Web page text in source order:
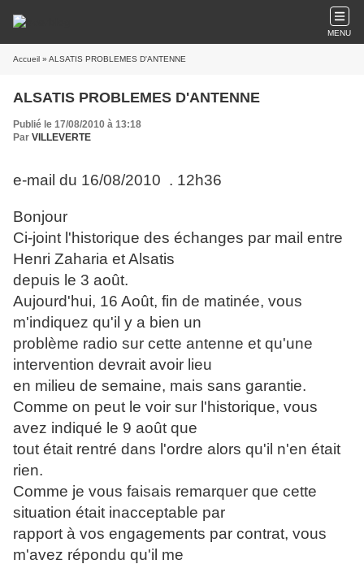
MENU
Accueil » ALSATIS PROBLEMES D'ANTENNE
ALSATIS PROBLEMES D'ANTENNE
Publié le 17/08/2010 à 13:18
Par VILLEVERTE
e-mail du 16/08/2010 . 12h36
Bonjour
Ci-joint l'historique des échanges par mail entre
Henri Zaharia et Alsatis
depuis le 3 août.
Aujourd'hui, 16 Août, fin de matinée, vous
m'indiquez qu'il y a bien un
problème radio sur cette antenne et qu'une
intervention devrait avoir lieu
en milieu de semaine, mais sans garantie.
Comme on peut le voir sur l'historique, vous
avez indiqué le 9 août que
tout était rentré dans l'ordre alors qu'il n'en était
rien.
Comme je vous faisais remarquer que cette
situation était inacceptable par
rapport à vos engagements par contrat, vous
m'avez répondu qu'il me